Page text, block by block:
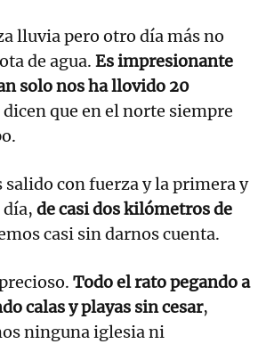
lluvia pero otro día más no
de agua. Es impresionante
solo nos ha llovido 20
dicen que en el norte siempre
salido con fuerza y la primera y
día, de casi dos kilómetros de
casi sin darnos cuenta.
Todo el rato pegando a
calas y playas sin cesar,
ninguna iglesia ni